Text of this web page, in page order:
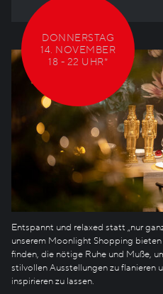
DONNERSTAG
14. NOVEMBER
18 - 22 UHR*
Entspannt und relaxed statt „nur
unserem Moonlight Shopping
finden, die nötige Ruhe und Muße,
stilvollen Ausstellungen zu flanieren
inspirieren zu lassen.